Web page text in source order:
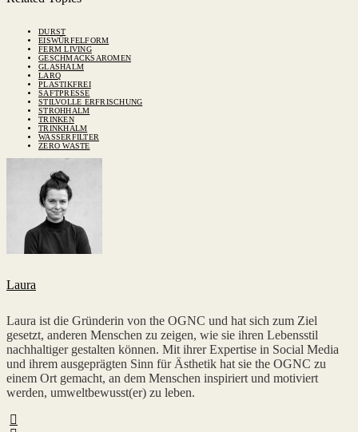
DURST
EISWÜRFELFORM
FERM LIVING
GESCHMACKSAROMEN
GLASHALM
LARQ
PLASTIKFREI
SAFTPRESSE
STILVOLLE ERFRISCHUNG
STROHHALM
TRINKEN
TRINKHALM
WASSERFILTER
ZERO WASTE
Laura
Laura ist die Gründerin von the OGNC und hat sich zum Ziel
gesetzt, anderen Menschen zu zeigen, wie sie ihren Lebensstil
nachhaltiger gestalten können. Mit ihrer Expertise in Social Media
und ihrem ausgeprägten Sinn für Ästhetik hat sie the OGNC zu
einem Ort gemacht, an dem Menschen inspiriert und motiviert
werden, umweltbewusst(er) zu leben.